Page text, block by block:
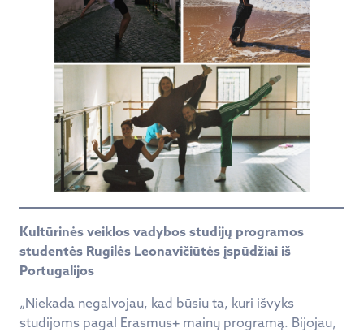
Kultūrinės veiklos vadybos studijų programos
studentės Rugilės Leonavičiūtės įspūdžiai iš
Portugalijos
„Niekada negalvojau, kad būsiu ta, kuri išvyks
studijoms pagal Erasmus+ mainų programą. Bijojau,